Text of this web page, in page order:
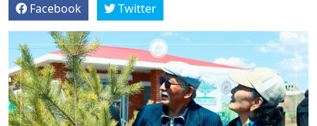
Facebook Twitter